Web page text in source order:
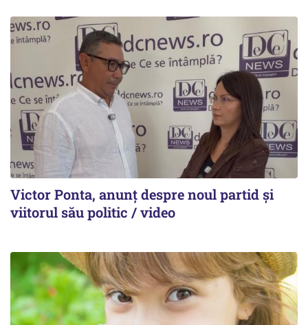
Victor Ponta, anunț despre noul partid și
viitorul său politic / video